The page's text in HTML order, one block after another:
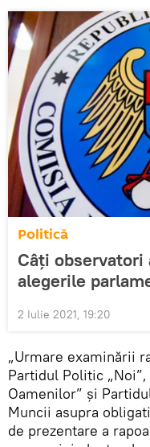
Politică
Câți observatori
alegerile
2 Iulie 2021, 19:20
„Urmare examinării
Partidul Politic
Oamenilor” și
Muncii asupra
de prezentare a